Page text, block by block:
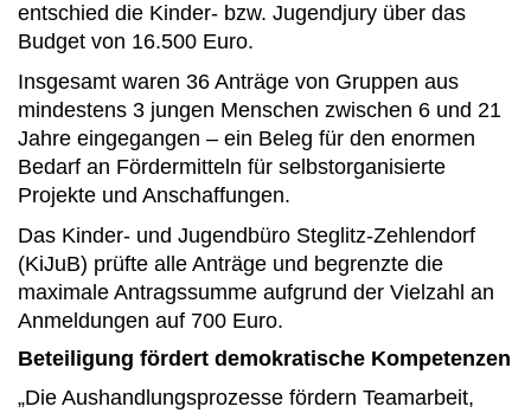
entschied die Kinder- bzw. Jugendjury über das
Budget von 16.500 Euro.
Insgesamt waren 36 Anträge von Gruppen aus
mindestens 3 jungen Menschen zwischen 6 und 21
Jahre eingegangen – ein Beleg für den enormen
Bedarf an Fördermitteln für selbstorganisierte
Projekte und Anschaffungen.
Das Kinder- und Jugendbüro Steglitz-Zehlendorf
(KiJuB) prüfte alle Anträge und begrenzte die
maximale Antragssumme aufgrund der Vielzahl an
Anmeldungen auf 700 Euro.
Beteiligung fördert demokratische Kompetenzen
„Die Aushandlungsprozesse fördern Teamarbeit,